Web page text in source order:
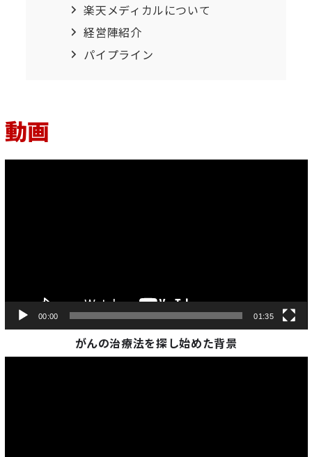
楽天メディカルについて
経営陣紹介
パイプライン
動画
00:00 01:35
がんの治療法を探し始めた背景